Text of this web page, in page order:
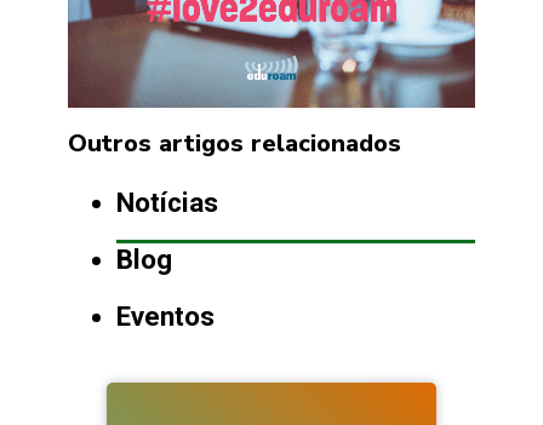
Outros artigos relacionados
Notícias
Blog
Eventos